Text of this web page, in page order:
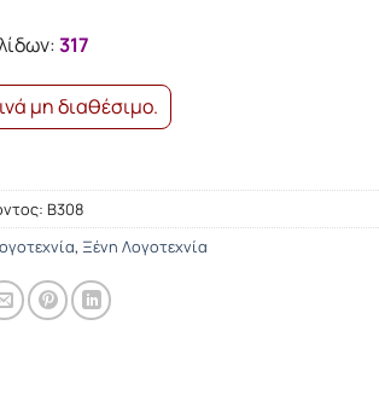
14.27€.
317
μη διαθέσιμο.
Β308
, Ξένη Λογοτεχνία